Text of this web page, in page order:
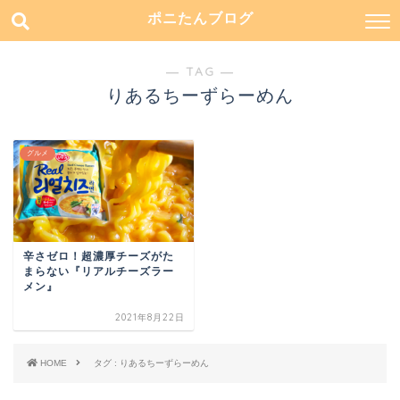
ポニたんブログ
― TAG ―
りあるちーずらーめん
グルメ
辛さゼロ！超濃厚チーズがた
まらない『リアルチーズラー
メン』
2021年8月22日
HOME タグ : りあるちーずらーめん